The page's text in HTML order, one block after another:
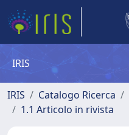
IRIS
IRIS Catalogo Ricerca
1.1 Articolo in rivista